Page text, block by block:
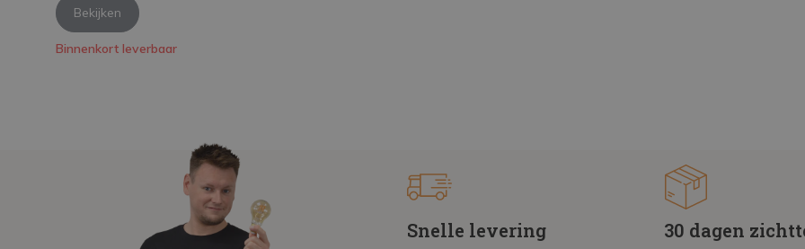
Bekijken
Binnenkort leverbaar
Snelle levering 30 dagen